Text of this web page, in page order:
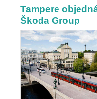
Tampere
Škoda Group